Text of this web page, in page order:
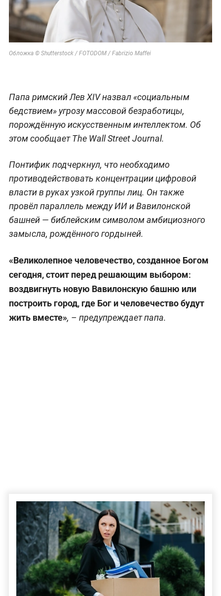
Обложка © Shutterstock / FOTODOM / Fabrizio Maffei
Папа римский Лев XIV назвал «социальным
бедствием» угрозу массовой безработицы,
порождённую искусственным интеллектом. Об
этом сообщает The Wall Street Journal.
Понтифик подчеркнул, что необходимо
противодействовать концентрации цифровой
власти в руках узкой группы лиц. Он также
провёл параллель между ИИ и Вавилонской
башней — библейским символом амбициозного
замысла, рождённого гордыней.
«Великолепное человечество, созданное Богом
сегодня, стоит перед решающим выбором:
воздвигнуть новую Вавилонскую башню или
построить город, где Бог и человечество будут
жить вместе», – предупреждает папа.